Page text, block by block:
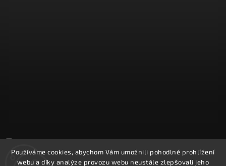
Používáme cookies, abychom Vám umožnili pohodlné prohlížení
webu a díky analýze provozu webu neustále zlepšovali jeho